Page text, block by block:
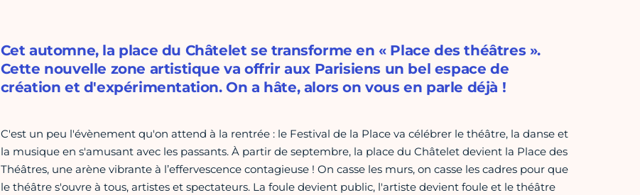
Cet automne, la place du Châtelet se transforme en « Place des théâtres ».
Cette nouvelle zone artistique va offrir aux Parisiens un bel espace de
création et d'expérimentation. On a hâte, alors on vous en parle déjà !
C'est un peu l'évènement qu'on attend à la rentrée : le Festival de la Place va célébrer le théâtre, la danse et
la musique en s'amusant avec les passants. À partir de septembre, la place du Châtelet devient la Place des
Théâtres, une arène vibrante à l’effervescence contagieuse ! On casse les murs, on casse les cadres pour que
le théâtre s'ouvre à tous, artistes et spectateurs. La foule devient public, l'artiste devient foule et le théâtre